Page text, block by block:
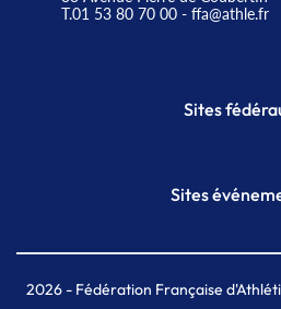
T.01 53 80 70 00- ffa@athle.fr
Sites
Plateforme
Sites
Meeting de
MAIF Ekiden
2026- Fédération Française